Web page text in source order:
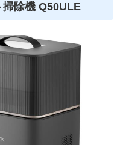
除機 Q50ULE